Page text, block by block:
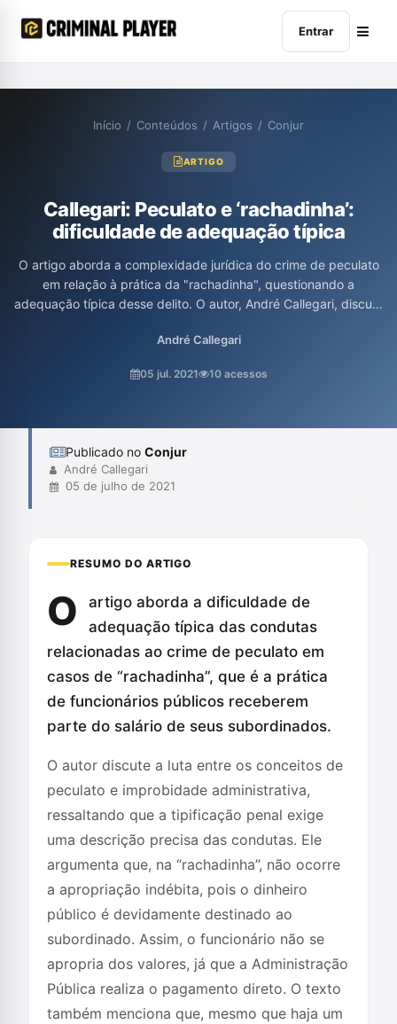
Entrar
Início / Conteúdos / Artigos / Conjur
ARTIGO
Callegari: Peculato e ‘rachadinha’:
dificuldade de adequação típica
O artigo aborda a complexidade jurídica do crime de peculato
em relação à prática da "rachadinha", questionando a
adequação típica desse delito. O autor, André Callegari, discute
dos salários dos subordinados não se enquadram nos tipos
da posse do dinheiro. O texto conclui que a caracterização das
André Callegari
05 jul. 2021 10 acessos
Publicado no Conjur
André Callegari
05 de julho de 2021
RESUMO DO ARTIGO
O
artigo aborda a dificuldade de
adequação típica das condutas
relacionadas ao crime de peculato em
casos de “rachadinha”, que é a prática
de funcionários públicos receberem
parte do salário de seus subordinados.
O autor discute a luta entre os conceitos de
peculato e improbidade administrativa,
ressaltando que a tipificação penal exige
uma descrição precisa das condutas. Ele
argumenta que, na “rachadinha”, não ocorre
a apropriação indébita, pois o dinheiro
público é devidamente destinado ao
subordinado. Assim, o funcionário não se
apropria dos valores, já que a Administração
Pública realiza o pagamento direto. O texto
também menciona que, mesmo que haja um